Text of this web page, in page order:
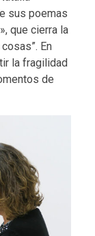
sus poemas
que cierra la
En
la fragilidad
de